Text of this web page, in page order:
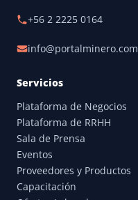
+56 2 2225 0164
info@portalminero.com
Servicios
Plataforma de Negocios
Plataforma de RRHH
Sala de Prensa
Eventos
Proveedores y Productos
Capacitación